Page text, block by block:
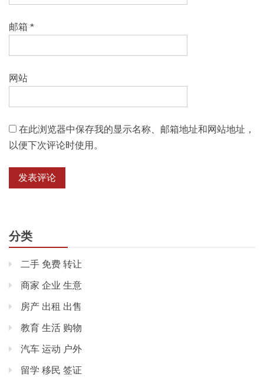
邮箱 *
网站
在此浏览器中保存我的显示名称、邮箱地址和网站地址，
以便下次评论时使用。
分类
二手 免费 转让
商家 企业 生意
房产 出租 出售
教育 生活 购物
汽车 运动 户外
留学 移民 签证